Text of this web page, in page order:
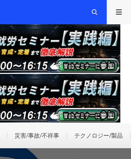
災害/事故/不祥事 テクノロジー/製品